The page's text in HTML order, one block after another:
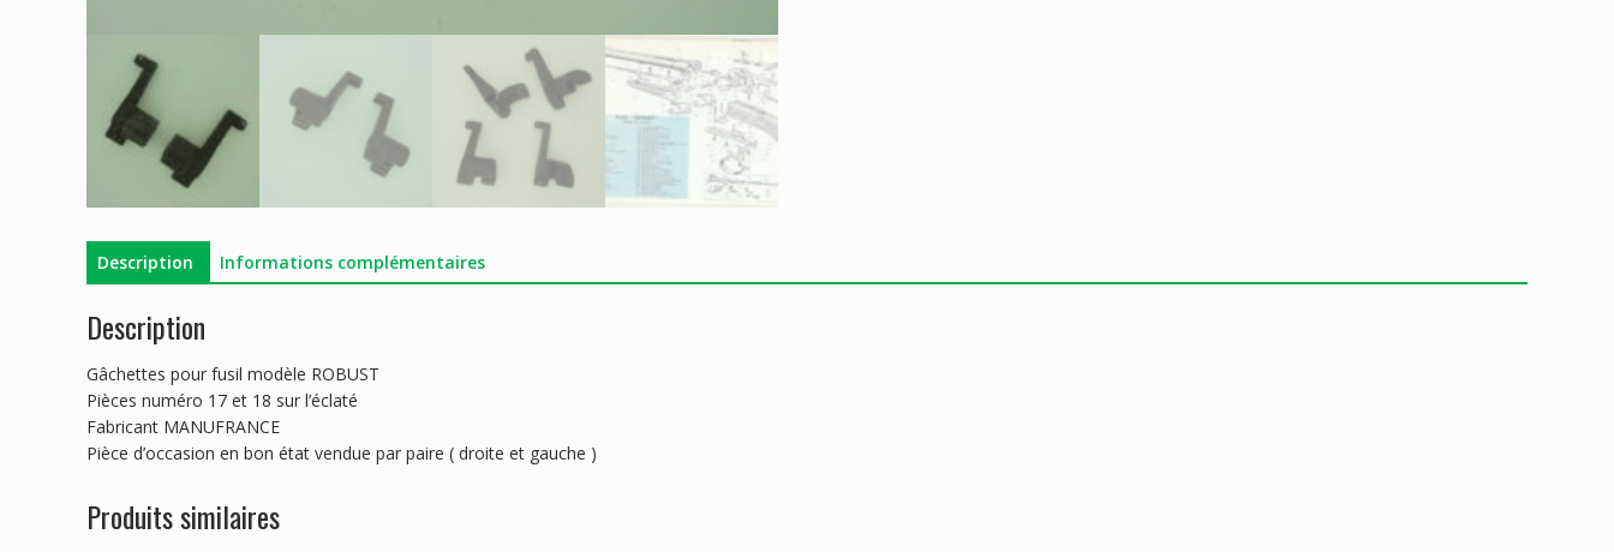
Description Informations complémentaires
Description
Gâchettes pour fusil modèle ROBUST
Pièces numéro 17 et 18 sur l’éclaté
Fabricant MANUFRANCE
Pièce d’occasion en bon état vendue par paire ( droite et gauche )
Produits similaires